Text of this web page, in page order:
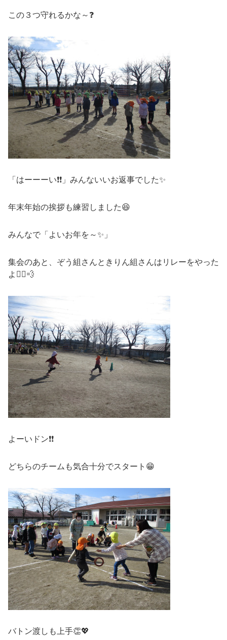
この３つ守れるかな～❓
「はーーーい❗❗」みんないいお返事でした✨
年末年始の挨拶も練習しました😆
みんなで「よいお年を～✨」
集会のあと、ぞう組さんときりん組さんはリレーをやった
よ🏃‍♀️💨
よーいドン❗❗
どちらのチームも気合十分でスタート😁
バトン渡しも上手👏💖